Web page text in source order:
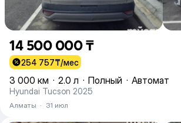
14 500 000 ₸
254 757₸/мес
3 000 км · 2.0 л · Полный · Автомат
Hyundai Tucson 2025
Алматы · 31 июл